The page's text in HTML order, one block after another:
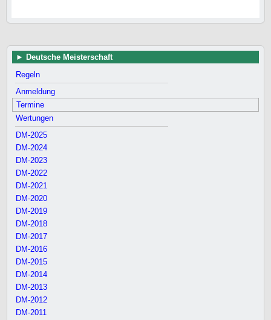
Deutsche Meisterschaft
Regeln
Anmeldung
Termine
Wertungen
DM-2025
DM-2024
DM-2023
DM-2022
DM-2021
DM-2020
DM-2019
DM-2018
DM-2017
DM-2016
DM-2015
DM-2014
DM-2013
DM-2012
DM-2011